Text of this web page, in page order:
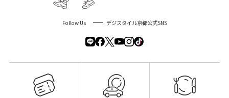
Follow Us デジスタイル京都公式SNS